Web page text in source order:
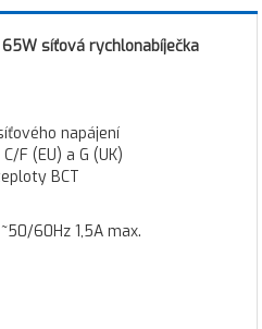
síťová rychlonabíječka
napájení
F (EU) a G (UK)
BCT
60Hz 1,5A max.